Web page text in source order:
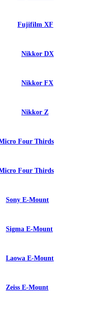
Fujifilm XF
Nikkor DX
Nikkor FX
Nikkor Z
Four Thirds
Four Thirds
Sony E-Mount
Sigma E-Mount
Laowa E-Mount
Zeiss E-Mount